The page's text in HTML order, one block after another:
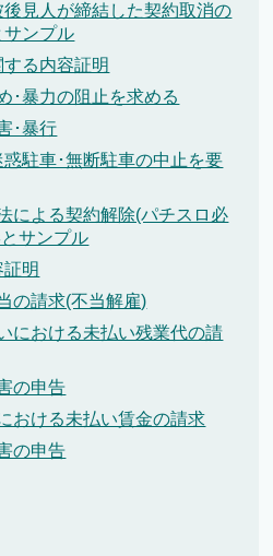
後見人が締結した契約取消の
サンプル
る内容証明
･暴力の阻止を求める
･暴行
惑駐車･無断駐車の中止を要
による契約解除(パチスロ必
サンプル
明
の請求(不当解雇)
における未払い残業代の請
の申告
おける未払い賃金の請求
の申告